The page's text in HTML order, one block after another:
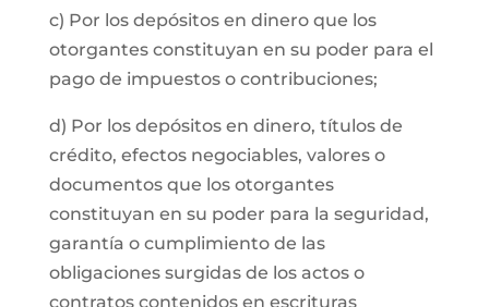
c) Por los depósitos en dinero que los
otorgantes constituyan en su poder para el
pago de impuestos o contribuciones;
d) Por los depósitos en dinero, títulos de
crédito, efectos negociables, valores o
documentos que los otorgantes
constituyan en su poder para la seguridad,
garantía o cumplimiento de las
obligaciones surgidas de los actos o
contratos contenidos en escrituras